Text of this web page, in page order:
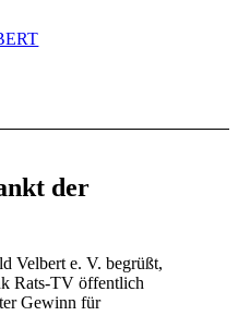
der
Velbert e. V. begrüßt,
Rats-TV öffentlich
Gewinn für